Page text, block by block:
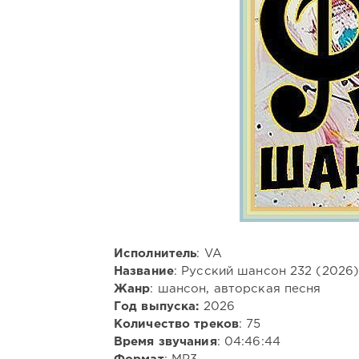
Исполнитель: VA
Название: Русский шансон 232 (2026)
Жанр: шансон, авторская песня
Год выпуска: 2026
Количество треков: 75
Время звучания: 04:46:44